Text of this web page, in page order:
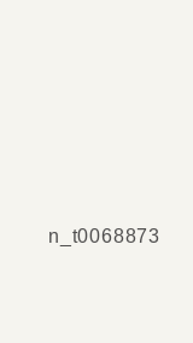
n_t0068873